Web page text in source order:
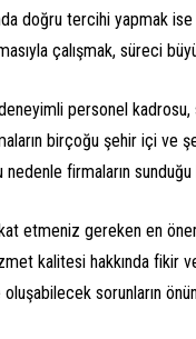
doğru tercihi yapmak
çalışmak, süreci
personel
birçoğu şehir içi ve
firmaların
etmeniz gereken en
kalitesi hakkında fikir
sorunların